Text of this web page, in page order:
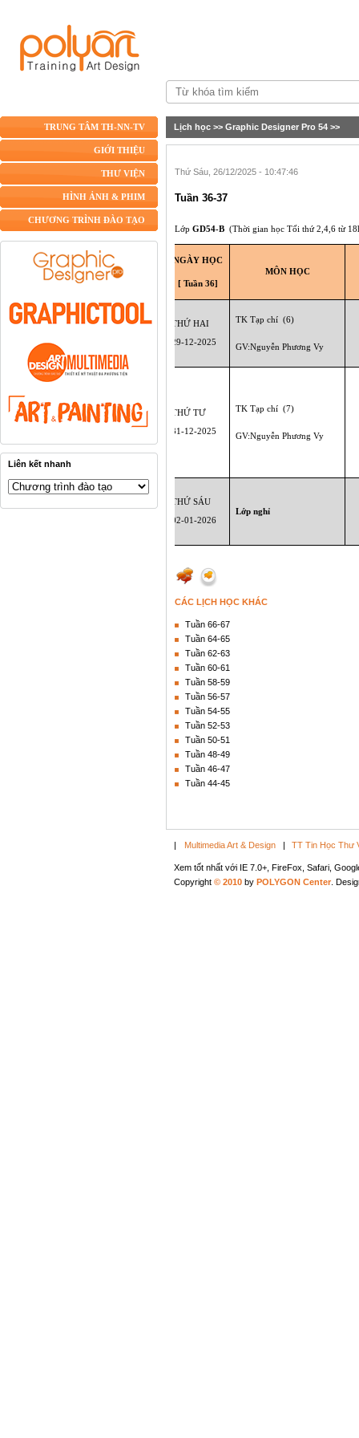
TRUNG TÂM TH-NN-TV
GIỚI THIỆU
THƯ VIỆN
HÌNH ẢNH & PHIM
CHƯƠNG TRÌNH ĐÀO TẠO
Liên kết nhanh
Lịch học >> Graphic Designer Pro 54 >>
Thứ Sáu, 26/12/2025 - 10:47:46
Tuần 36-37
Lớp GD54-B (Thời gian học Tối thứ 2,4,6 từ
NGÀY HỌC
[ Tuần 36]
MÔN HỌC
THỨ HAI
29-12-2025
TK Tạp chí (6)
GV:Nguyễn Phương Vy
THỨ TƯ
31-12-2025
TK Tạp chí (7)
GV:Nguyễn Phương Vy
THỨ SÁU
02-01-2026
Lớp nghỉ
CÁC LỊCH HỌC KHÁC
Tuần 66-67
Tuần 64-65
Tuần 62-63
Tuần 60-61
Tuần 58-59
Tuần 56-57
Tuần 54-55
Tuần 52-53
Tuần 50-51
Tuần 48-49
Tuần 46-47
Tuần 44-45
Multimedia Art & Design TT Tin Học Thư
Xem tốt nhất với IE 7.0+, FireFox, Safari,
Copyright © 2010 by POLYGON Center .